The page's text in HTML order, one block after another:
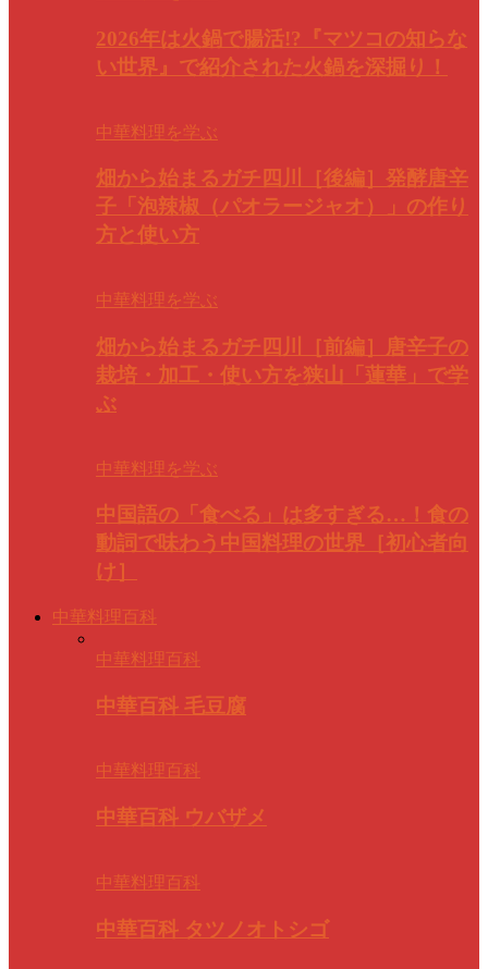
2026年は火鍋で腸活!?『マツコの知らな
い世界』で紹介された火鍋を深掘り！
中華料理を学ぶ
畑から始まるガチ四川［後編］発酵唐辛
子「泡辣椒（パオラージャオ）」の作り
方と使い方
中華料理を学ぶ
畑から始まるガチ四川［前編］唐辛子の
栽培・加工・使い方を狭山「蓮華」で学
ぶ
中華料理を学ぶ
中国語の「食べる」は多すぎる…！食の
動詞で味わう中国料理の世界［初心者向
け］
中華料理百科
中華料理百科
中華百科 毛豆腐
中華料理百科
中華百科 ウバザメ
中華料理百科
中華百科 タツノオトシゴ